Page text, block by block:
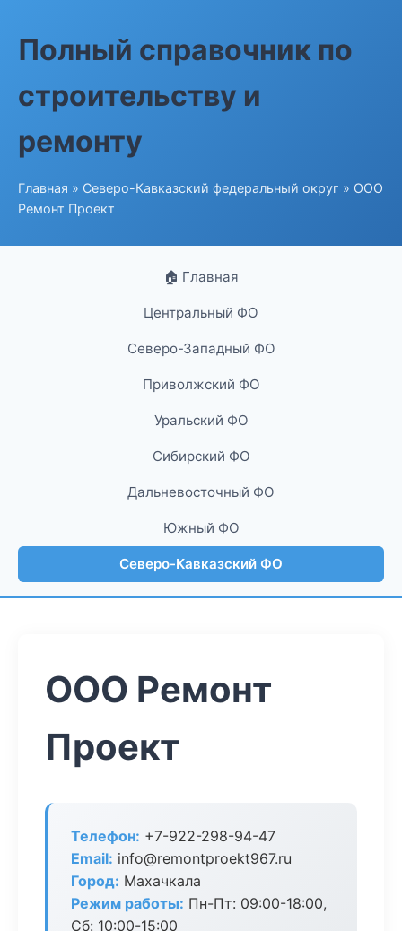
Полный справочник по
строительству и
ремонту
Главная » Северо-Кавказский федеральный округ » ООО
Ремонт Проект
🏠 Главная
Центральный ФО
Северо-Западный ФО
Приволжский ФО
Уральский ФО
Сибирский ФО
Дальневосточный ФО
Южный ФО
Северо-Кавказский ФО
ООО Ремонт
Проект
Телефон: +7-922-298-94-47
Email: info@remontproekt967.ru
Город: Махачкала
Режим работы: Пн-Пт: 09:00-18:00,
Сб: 10:00-15:00